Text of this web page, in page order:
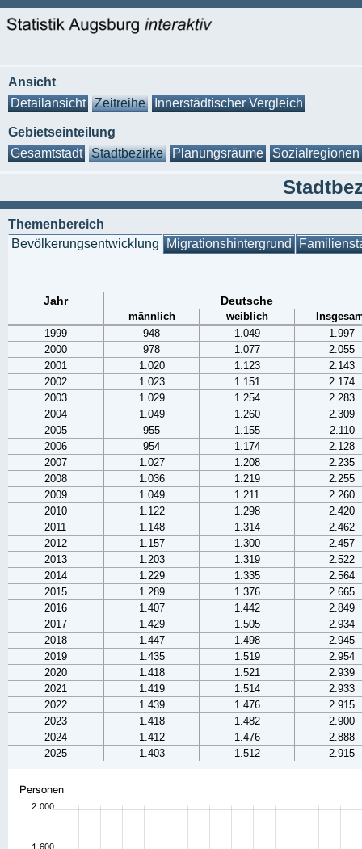
Ansicht
Detailansicht
Zeitreihe Innerstädtischer Vergleich
Gebietseinteilung
Gesamtstadt
Stadtbezirke Planungsräume Sozialregionen
Themenbereich
Bevölkerungsentwicklung Migrationshintergrund
Jahr Deutsche
männlich weiblich
1999
948 1.049
1.997
2000
978 1.077
2.055
2001
1.020 1.123
2.143
2002
1.023 1.151
2.174
2003
1.029 1.254
2.283
2004
1.049 1.260
2.309
2005
955 1.155
2.110
2006
954 1.174
2.128
2007
1.027 1.208
2.235
2008
1.036 1.219
2.255
2009
1.049 1.211
2.260
2010
1.122 1.298
2.420
2011
1.148 1.314
2.462
2012
1.157 1.300
2.457
2013
1.203 1.319
2.522
2014
1.229 1.335
2.564
2015
1.289 1.376
2.665
2016
1.407 1.442
2.849
2017
1.429 1.505
2.934
2018
1.447 1.498
2.945
2019
1.435 1.519
2.954
2020
1.418 1.521
2.939
2021
1.419 1.514
2.933
2022
1.439 1.476
2.915
2023
1.418 1.482
2.900
2024
1.412 1.476
2.888
2025
1.403 1.512 2.915